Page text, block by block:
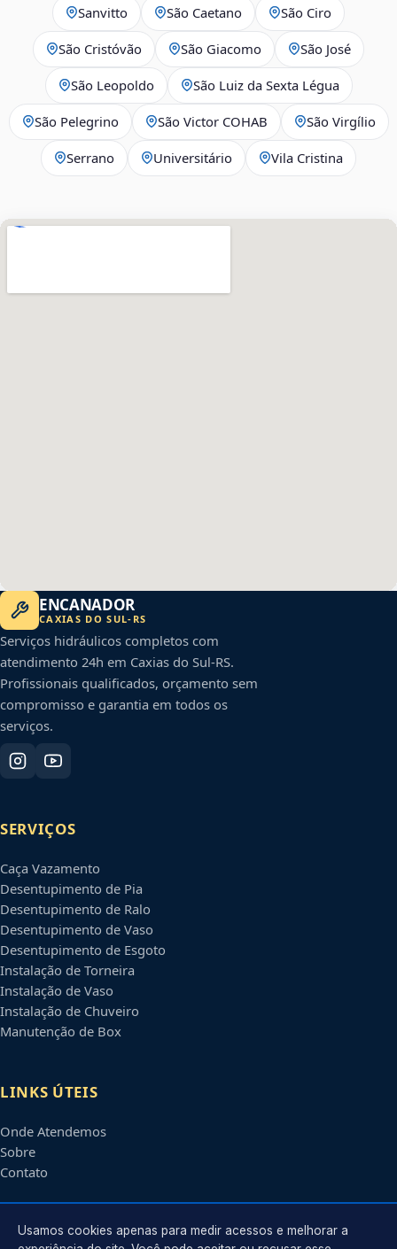
Sanvitto São Caetano São Ciro
São Cristóvão São Giacomo São José
São Leopoldo São Luiz da Sexta Légua
São Pelegrino São Victor COHAB São Virgílio
Serrano Universitário Vila Cristina
ENCANADOR
CAXIAS DO SUL- RS
Serviços hidráulicos completos com
atendimento 24h em Caxias do Sul-RS.
Profissionais qualificados, orçamento sem
compromisso e garantia em todos os
serviços.
SERVIÇOS
Caça Vazamento
Desentupimento de Pia
Desentupimento de Ralo
Desentupimento de Vaso
Desentupimento de Esgoto
Instalação de Torneira
Instalação de Vaso
Instalação de Chuveiro
Manutenção de Box
LINKS ÚTEIS
Onde Atendemos
Sobre
Contato
CONTATO
Usamos cookies apenas para medir acessos e melhorar a